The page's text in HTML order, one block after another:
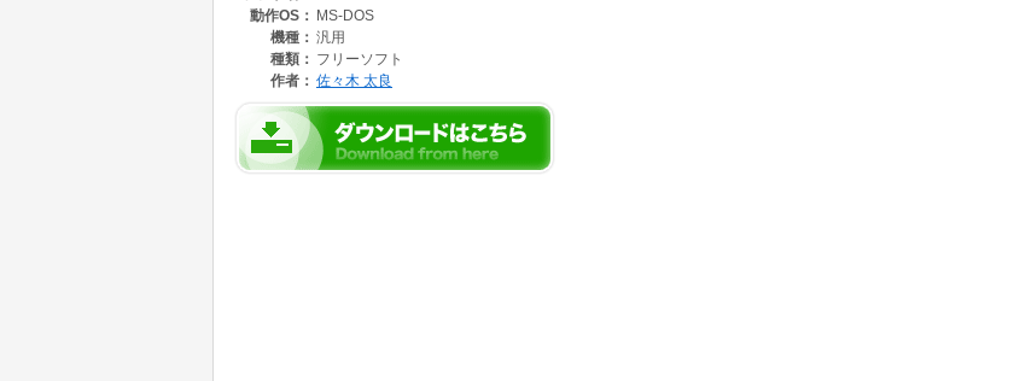
動作OS： MS-DOS
機種： 汎用
種類： フリーソフト
作者： 佐々木 太良